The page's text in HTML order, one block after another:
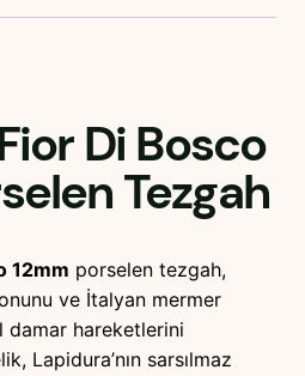
Di Bosco
Tezgah
12mm porselen tezgah,
ve İtalyan mermer
damar hareketlerini
Lapidura’nın sarsılmaz